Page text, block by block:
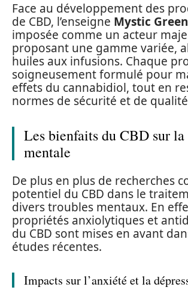
Face au développement des
de CBD, l’enseigne Mystic Green
imposée comme un acteur
proposant une gamme variée,
huiles aux infusions. Chaque
soigneusement formulé pour
effets du cannabidiol, tout en
normes de sécurité et de
Les bienfaits du CBD sur la
mentale
De plus en plus de recherches
potentiel du CBD dans le
divers troubles mentaux. En
propriétés anxiolytiques et
du CBD sont mises en avant
études récentes.
Impacts sur l’anxiété et la